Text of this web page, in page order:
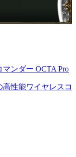
ンダー OCTA Pro
性能ワイヤレスコ